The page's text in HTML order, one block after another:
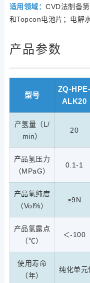
适用领域：CVD法制备
和Topcon电池片；电解
产品参数
型号
ZQ-HPE-
ALK20
产氢量（L/
min）
20
产品氢压力
（MPaG）
0.1-1
产品氢纯度
（Vol%）
≥9N
产品氢露点
（℃）
＜-100
使用寿命
（年）
纯化单元